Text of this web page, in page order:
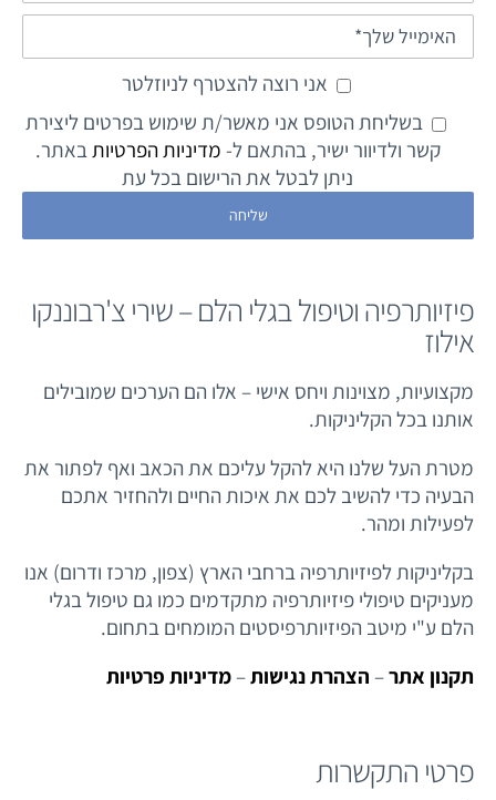
אני רוצה להצטרף לניוזלטר
בשליחת הטופס אני מאשר/ת שימוש בפרטים ליצירת
קשר ולדיוור ישיר, בהתאם ל- מדיניות הפרטיותבאתר.
ניתן לבטל את הרישום בכל עת
פיזיותרפיה וטיפול בגלי הלם – שירי צ'רבוננקו
אילוז
מקצועיות, מצוינות ויחס אישי – אלו הם הערכים שמובילים
אותנו בכל הקליניקות.
מטרת העל שלנו היא להקל עליכם את הכאב ואף לפתור את
הבעיה כדי להשיב לכם את איכות החיים ולהחזיר אתכם
לפעילות ומהר.
בקליניקות לפיזיותרפיה ברחבי הארץ (צפון, מרכז ודרום) אנו
מעניקים טיפולי פיזיותרפיה מתקדמים כמו גם טיפול בגלי
הלם ע"י מיטב הפיזיותרפיסטים המומחים בתחום.
תקנון אתר– הצהרת נגישות–מדיניות פרטיות
פרטי התקשרות